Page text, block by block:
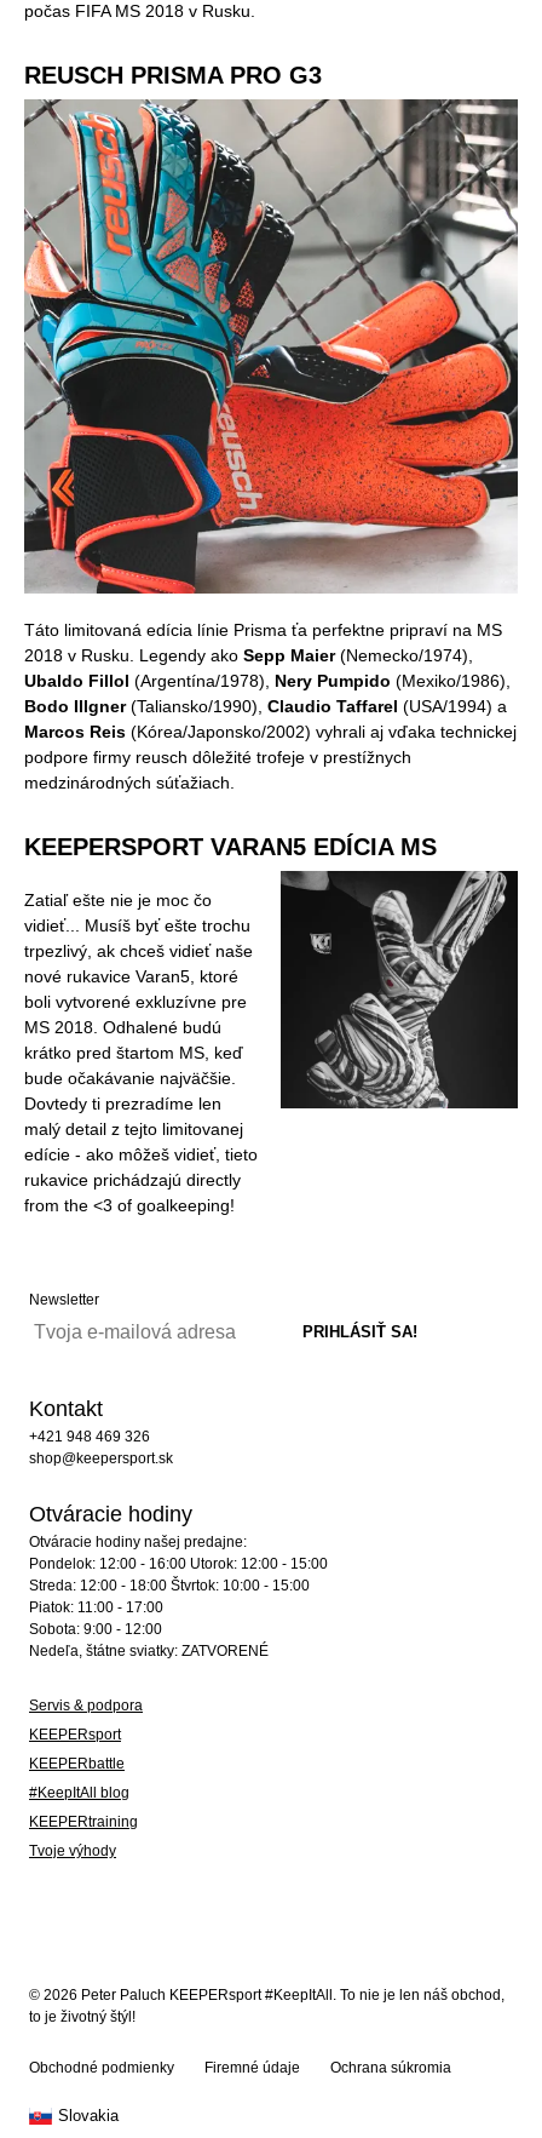
počas FIFA MS 2018 v Rusku.
REUSCH PRISMA PRO G3
Táto limitovaná edícia línie Prisma ťa perfektne pripraví na MS
2018 v Rusku. Legendy ako Sepp Maier(Nemecko/1974),
Ubaldo Fillol (Argentína/1978), Nery Pumpido (Mexiko/1986),
Bodo Illgner(Taliansko/1990), Claudio Taffarel (USA/1994) a
Marcos Reis (Kórea/Japonsko/2002) vyhrali aj vďaka technickej
podpore firmy reusch dôležité trofeje v prestížnych
medzinárodných súťažiach.
KEEPERSPORT VARAN5 EDÍCIA MS
Zatiaľ ešte nie je moc čo
vidieť... Musíš byť ešte trochu
trpezlivý, ak chceš vidieť naše
nové rukavice Varan5, ktoré
boli vytvorené exkluzívne pre
MS 2018. Odhalené budú
krátko pred štartom MS, keď
bude očakávanie najväčšie.
Dovtedy ti prezradíme len
malý detail z tejto limitovanej
edície - ako môžeš vidieť, tieto
rukavice prichádzajú directly
from the <3 of goalkeeping!
Newsletter
Kontakt
+421 948 469 326
shop@keepersport.sk
Otváracie hodiny
Otváracie hodiny našej predajne:
Pondelok: 12:00 - 16:00 Utorok: 12:00 - 15:00
Streda: 12:00 - 18:00 Štvrtok: 10:00 - 15:00
Piatok: 11:00 - 17:00
Sobota: 9:00 - 12:00
Nedeľa, štátne sviatky: ZATVORENÉ
Servis & podpora
KEEPERsport
KEEPERbattle
#KeepItAll blog
KEEPERtraining
Tvoje výhody
© 2026 Peter Paluch KEEPERsport #KeepItAll. To nie je len náš obchod,
to je životný štýl!
Obchodné podmienky Firemné údaje Ochrana súkromia
Slovakia